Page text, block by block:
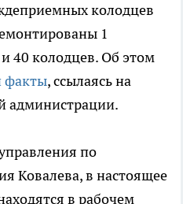
колодцев
1
40 колодцев. Об этом
факты, ссылаясь на
администрации.
по
Ковалева, в настоящее
в рабочем